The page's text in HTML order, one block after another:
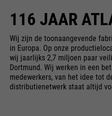
rechten
Naam
Naam
__utmz
leverancier
Google
looptijd
6
Naam
HSID
leverancier
Google
looptijd
Einde
Google
116 JAAR
Wij zijn de toonaangevende
in Europa. Op onze
wij jaarlijks 2,7 miljoen paar
Dortmund. Wij werken in een
medewerkers, van het idee tot
distributienetwerk staat altijd